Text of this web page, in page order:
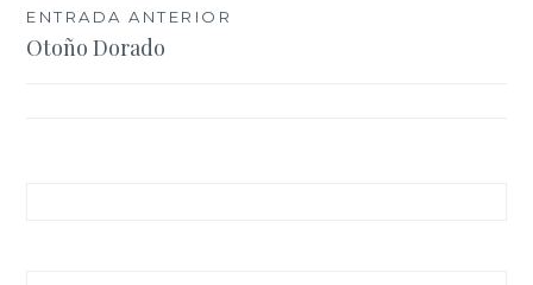
Navegación
de
ENTRADA ANTERIOR
Otoño Dorado